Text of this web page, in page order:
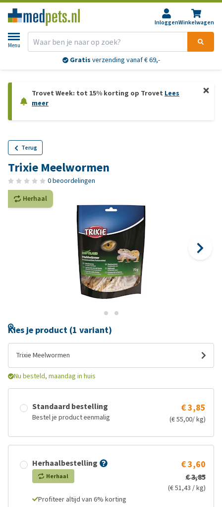
InloggenWinkelwagen
Menu
Gratis verzending vanaf € 69,-
Trovet Week: tot 15% korting op Trovet Lees
meer
Terug
Trixie Meelwormen
0 beoordelingen
Herhaal
Kies je product (1 variant)
Trixie Meelwormen
Nu besteld, maandag in huis
Standaard bestelling
Bestel je product eenmalig
€ 3,85
(€ 55,00/ kg)
Herhaalbestelling
Herhaal
€ 3,60
€ 3,85
(€ 51,43 / kg)
Profiteer altijd van 6% korting